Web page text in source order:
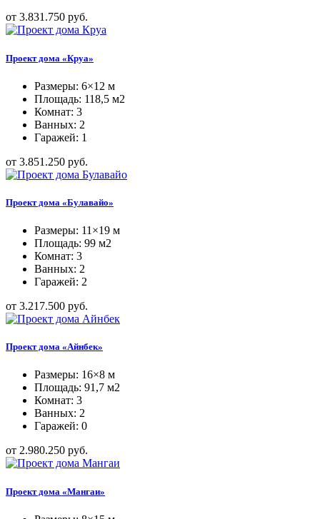
от 3.831.750 руб.
Проект дома «Круа»
Размеры: 6×12 м
Площадь: 118,5 м2
Комнат: 3
Ванных: 2
Гаражей: 1
от 3.851.250 руб.
Проект дома «Булавайо»
Размеры: 11×19 м
Площадь: 99 м2
Комнат: 3
Ванных: 2
Гаражей: 2
от 3.217.500 руб.
Проект дома «Айнбек»
Размеры: 16×8 м
Площадь: 91,7 м2
Комнат: 3
Ванных: 2
Гаражей: 0
от 2.980.250 руб.
Проект дома «Мангаи»